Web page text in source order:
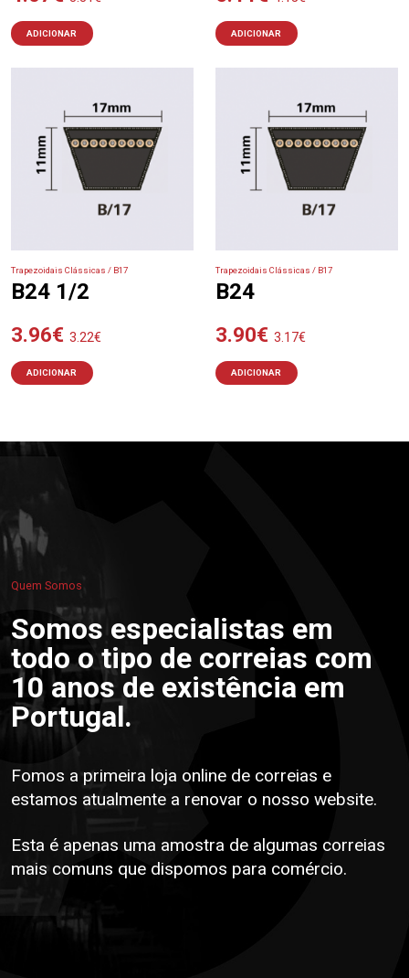
ADICIONAR ADICIONAR
Trapezoidais Clássicas / B17
B24 1/2
3.96€ 3.22€
ADICIONAR
Trapezoidais Clássicas / B17
B24
3.90€ 3.17€
ADICIONAR
Quem Somos
Somos especialistas em
todo o tipo de correias com
10 anos de existência em
Portugal.
Fomos a primeira loja online de correias e
estamos atualmente a renovar o nosso website.
Esta é apenas uma amostra de algumas correias
mais comuns que dispomos para comércio.